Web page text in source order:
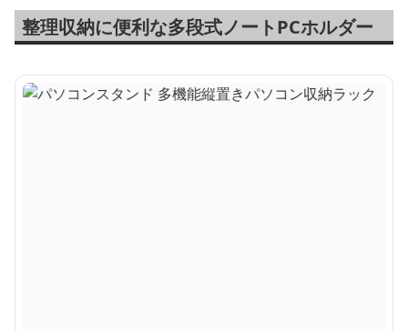
整理収納に便利な多段式ノートPCホルダー